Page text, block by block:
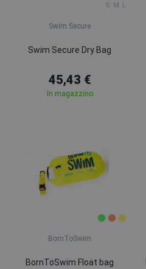
S M L
Swim Secure
Swim Secure Dry Bag
45,43 €
In magazzino
BornToSwim
BornToSwim Float bag